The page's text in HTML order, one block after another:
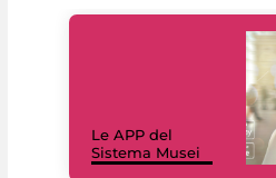
Le APP del
Sistema Musei